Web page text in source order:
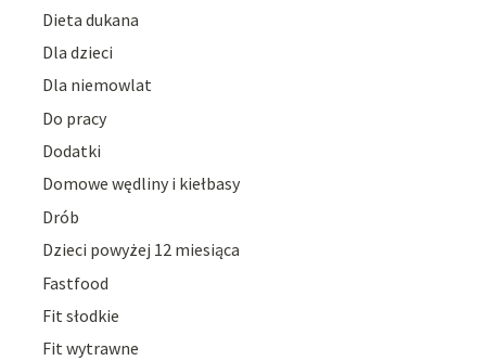
Dieta dukana
Dla dzieci
Dla niemowlat
Do pracy
Dodatki
Domowe wędliny i kiełbasy
Drób
Dzieci powyżej 12 miesiąca
Fastfood
Fit słodkie
Fit wytrawne